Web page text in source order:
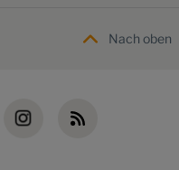
Nach oben